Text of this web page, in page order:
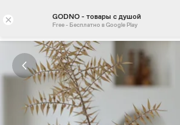
× GODNO - товары с душой
Free - Бесплатно в Google Play